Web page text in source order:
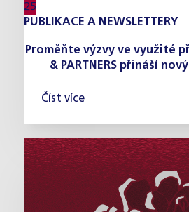
25
PUBLIKACE A NEWSLETTERY
Proměňte výzvy ve využité
& PARTNERS přináší
Číst více